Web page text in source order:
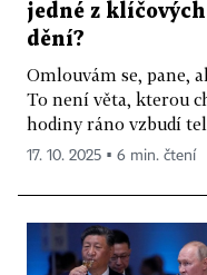
jedné z
dění?
Omlouvám se, pane,
To není věta, kterou
hodiny ráno vzbudí
17. 10. 2025 ▪ 6 min. čtení